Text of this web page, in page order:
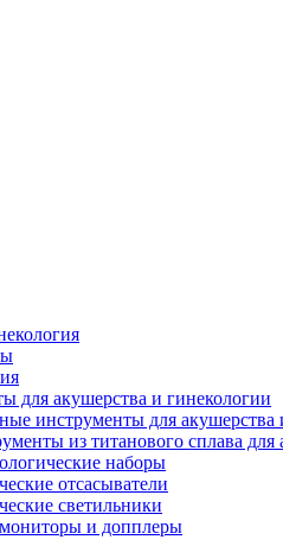
для акушерства и гинекологии
инструменты для акушерства
из титанового сплава для
наборы
отсасыватели
светильники
и допплеры